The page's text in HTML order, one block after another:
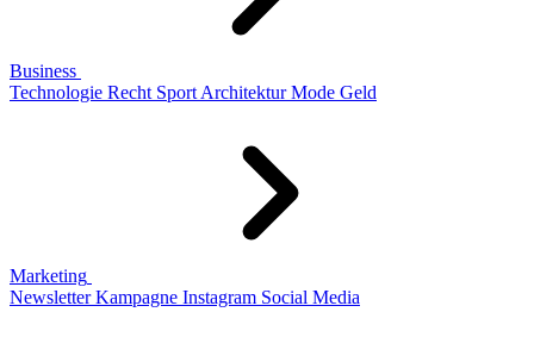
Business
Technologie Recht Sport Architektur Mode Geld
Marketing
Newsletter Kampagne Instagram Social Media